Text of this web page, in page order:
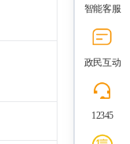
智能客服
政民互动
12345